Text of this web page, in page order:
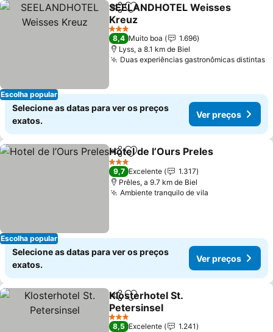
Escolha popular
PartilharAdicionar aos favoritos
SEELANDHOTEL Weisses
Kreuz
3 Estrelas
8,4 Muito boa
1.696
Lyss, a 8.1 km de Biel
Duas experiências gastronômicas distintas
Selecione as datas para ver os preços
exatos.
Ver preços
Escolha popular
PartilharAdicionar aos favoritos
Hotel de l’Ours Preles
3 Estrelas
9,7 Excelente
1.317
Prêles, a 9.7 km de Biel
Ambiente tranquilo de vila
Selecione as datas para ver os preços
exatos.
Ver preços
PartilharAdicionar aos favoritos
Klosterhotel St.
Petersinsel
3 Estrelas
8,5 Excelente
1.241